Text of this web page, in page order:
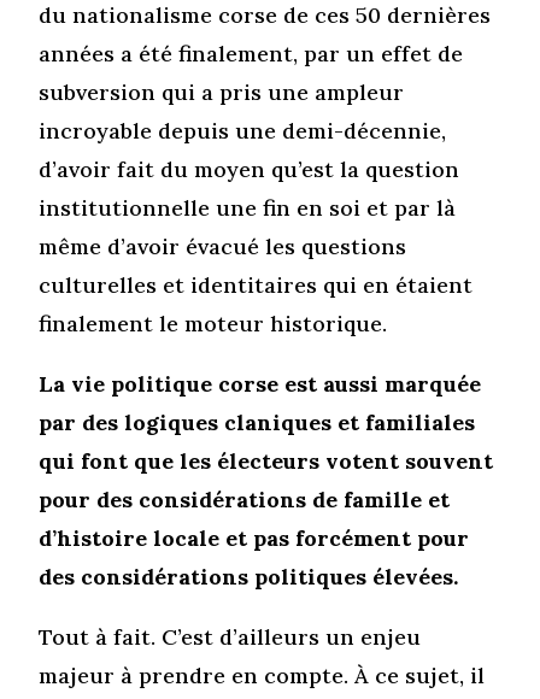
du nationalisme corse de ces 50 dernières
années a été finalement, par un effet de
subversion qui a pris une ampleur
incroyable depuis une demi-décennie,
d’avoir fait du moyen qu’est la question
institutionnelle une fin en soi et par là
même d’avoir évacué les questions
culturelles et identitaires qui en étaient
finalement le moteur historique.
La vie politique corse est aussi marquée
par des logiques claniques et familiales
qui font que les électeurs votent souvent
pour des considérations de famille et
d’histoire locale et pas forcément pour
des considérations politiques élevées.
Tout à fait. C’est d’ailleurs un enjeu
majeur à prendre en compte. À ce sujet, il